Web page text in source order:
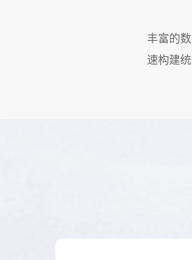
丰富的
速构建统